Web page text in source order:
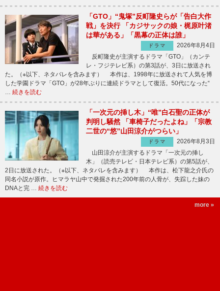
「GTO」“鬼塚”反町隆史らが「告白大作
戦」を決行 「カジサックの娘・梶原叶渚
は華がある」「黒幕の正体は誰」
ドラマ
2026年8月4日
反町隆史が主演するドラマ「GTO」（カンテ
レ・フジテレビ系）の第3話が、3日に放送され
た。（※以下、ネタバレを含みます） 本作は、1998年に放送されて人気を博
した学園ドラマ「GTO」が28年ぶりに連続ドラマとして復活。50代になった“
… 続きを読む
「一次元の挿し木」“唯”白石聖の正体が
判明し騒然 「車椅子だったよね」「宗教
二世の“悠”山田涼介がつらい」
ドラマ
2026年8月3日
山田涼介が主演するドラマ「一次元の挿し
木」（読売テレビ・日本テレビ系）の第5話が、
2日に放送された。（※以下、ネタバレを含みます） 本作は、松下龍之介氏の
同名小説が原作。ヒマラヤ山中で発掘された200年前の人骨が、失踪した妹の
DNAと完 … 続きを読む
more »